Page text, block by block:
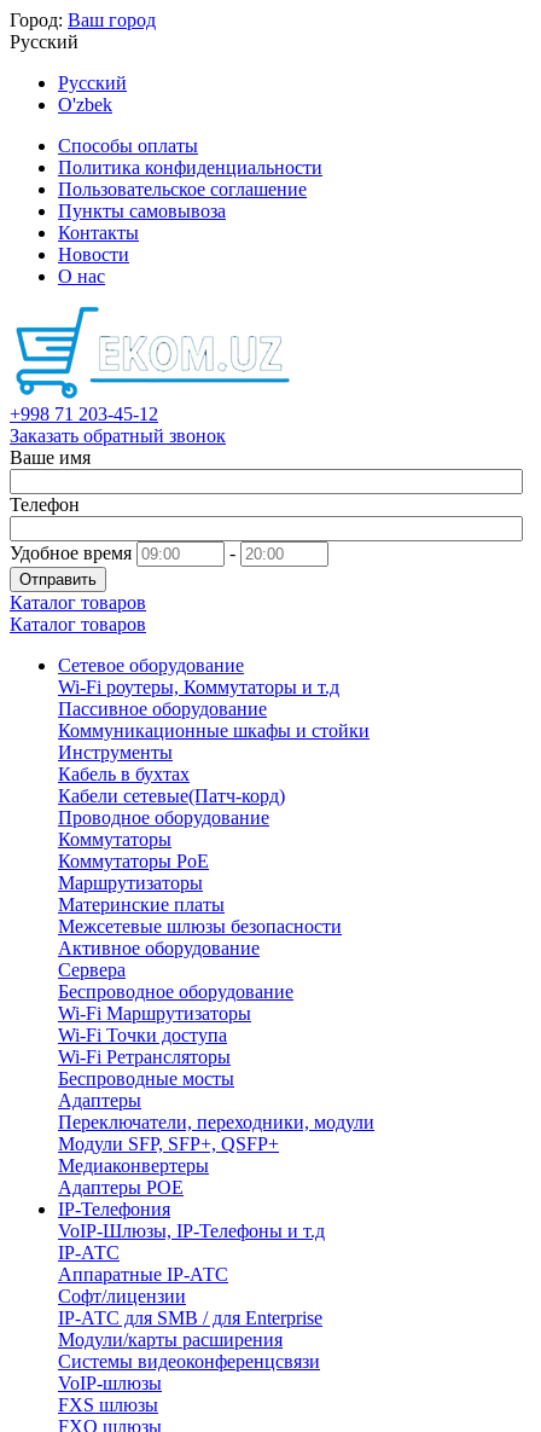
Город: Ваш город
Русский
Русский
O'zbek
Способы оплаты
Политика конфиденциальности
Пользовательское соглашение
Пункты самовывоза
Контакты
Новости
О нас
+998 71 203-45-12
Заказать обратный звонок
Ваше имя
Телефон
Удобное время -
Отправить
Каталог товаров
Каталог товаров
Сетевое оборудование
Wi-Fi роутеры, Коммутаторы и т.д
Пассивное оборудование
Коммуникационные шкафы и стойки
Инструменты
Кабель в бухтах
Кабели сетевые(Патч-корд)
Проводное оборудование
Коммутаторы
Коммутаторы PoE
Маршрутизаторы
Материнские платы
Межсетевые шлюзы безопасности
Активное оборудование
Сервера
Беспроводное оборудование
Wi-Fi Маршрутизаторы
Wi-Fi Точки доступа
Wi-Fi Ретрансляторы
Беспроводные мосты
Адаптеры
Переключатели, переходники, модули
Модули SFP, SFP+, QSFP+
Медиаконвертеры
Адаптеры POE
IP-Телефония
VoIP-Шлюзы, IP-Телефоны и т.д
IP-АТС
Аппаратные IP-АТС
Софт/лицензии
IP-АТС для SMB / для Enterprise
Модули/карты расширения
Системы видеоконференцсвязи
VoIP-шлюзы
FXS шлюзы
FXO шлюзы